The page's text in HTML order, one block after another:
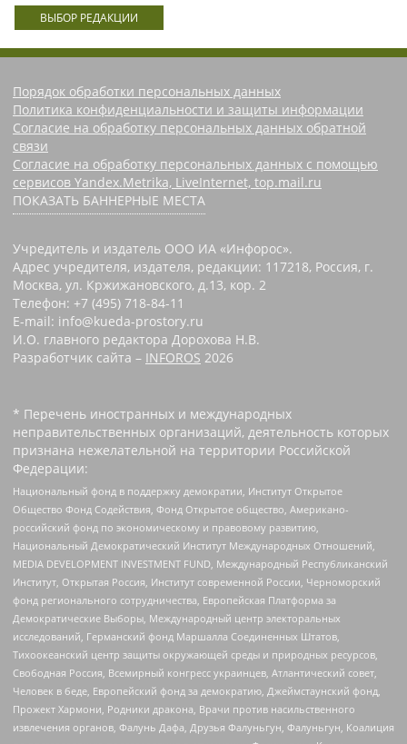
ВЫБОР РЕДАКЦИИ
Порядок обработки персональных данных
Политика конфиденциальности и защиты информации
Согласие на обработку персональных данных обратной
связи
Согласие на обработку персональных данных с помощью
сервисов Yandex.Metrika, LiveInternet, top.mail.ru
ПОКАЗАТЬ БАННЕРНЫЕ МЕСТА
Учредитель и издатель ООО ИА «Инфорос».
Адрес учредителя, издателя, редакции: 117218, Россия, г.
Москва, ул. Кржижановского, д.13, кор. 2
Телефон: +7 (495) 718-84-11
E-mail: info@kueda-prostory.ru
И.О. главного редактора Дорохова Н.В.
Разработчик сайта – INFOROS 2026
* Перечень иностранных и международных
неправительственных организаций, деятельность которых
признана нежелательной на территории Российской
Федерации:
Национальный фонд в поддержку демократии, Институт Открытое
Общество Фонд Содействия, Фонд Открытое общество, Американо-
российский фонд по экономическому и правовому развитию,
Национальный Демократический Институт Международных Отношений,
MEDIA DEVELOPMENT INVESTMENT FUND, Международный Республиканский
Институт, Открытая Россия, Институт современной России, Черноморский
фонд регионального сотрудничества, Европейская Платформа за
Демократические Выборы, Международный центр электоральных
исследований, Германский фонд Маршалла Соединенных Штатов,
Тихоокеанский центр защиты окружающей среды и природных ресурсов,
Свободная Россия, Всемирный конгресс украинцев, Атлантический совет,
Человек в беде, Европейский фонд за демократию, Джеймстаунский фонд,
Прожект Хармони, Родники дракона, Врачи против насильственного
извлечения органов, Фалунь Дафа, Друзья Фалуньгун, Фалуньгун, Коалиция